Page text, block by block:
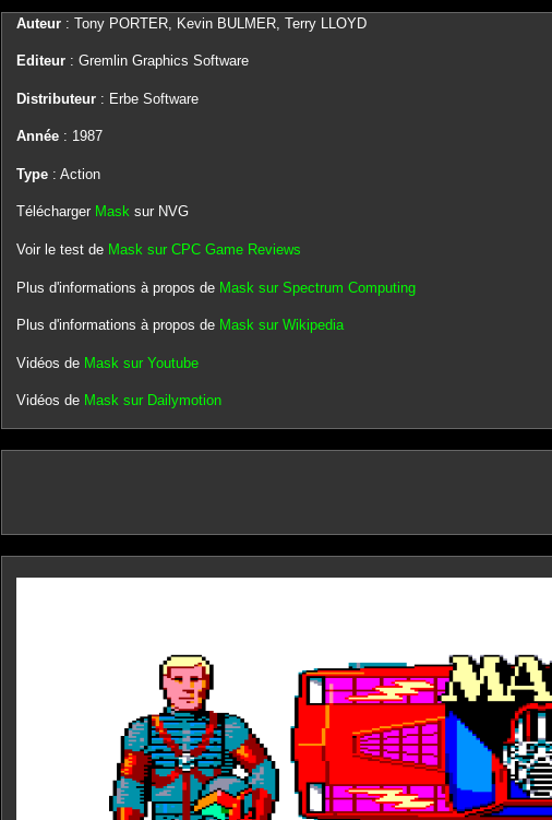
Auteur: Tony PORTER, Kevin BULMER, Terry LLOYD
Editeur: Gremlin Graphics Software
Distributeur : Erbe Software
Année: 1987
Type: Action
Télécharger Masksur NVG
Voir le test de Mask sur CPC Game Reviews
Plus d'informations à propos de Mask sur Spectrum Computing
Plus d'informations à propos de Mask sur Wikipedia
Vidéos de Mask sur Youtube
Vidéos de Mask sur Dailymotion